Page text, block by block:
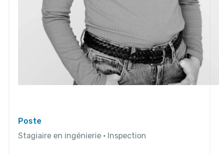
Poste
Stagiaire en ingénierie • Inspection